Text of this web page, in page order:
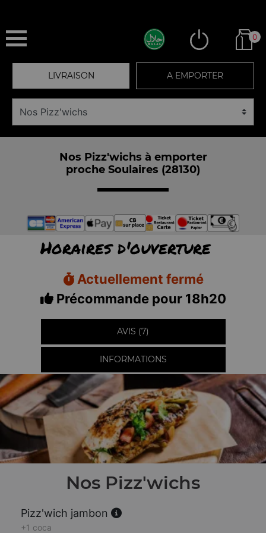
0
LIVRAISON A EMPORTER
Nos Pizz'wichs à emporter
proche Soulaires (28130)
Horaires d'ouverture
Actuellement fermé
Précommande pour 18h20
AVIS (7)
INFORMATIONS
Nos Pizz'wichs
Pizz'wich jambon
+1 coca